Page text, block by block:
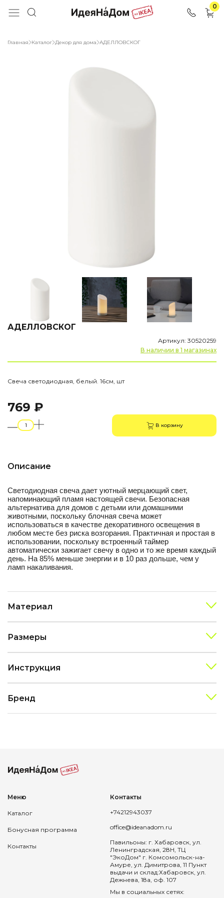
0
Главная Каталог Декор для дома АДЕЛЛОВСКОГ
АДЕЛЛОВСКОГ
Артикул: 30520259
В наличии в 1 магазинах
Свеча светодиодная, белый. 16см, шт
769 ₽
В корзину
Описание
Светодиодная свеча дает уютный мерцающий свет,
напоминающий пламя настоящей свечи. Безопасная
альтернатива для домов с детьми или домашними
животными, поскольку блочная свеча может
использоваться в качестве декоративного освещения в
любом месте без риска возгорания. Практичная и простая в
использовании, поскольку встроенный таймер
автоматически зажигает свечу в одно и то же время каждый
день. На 85% меньше энергии и в 10 раз дольше, чем у
ламп накаливания.
Материал
Размеры
Инструкция
Бренд
Меню
Каталог
Бонусная программа
Контакты
Контакты
+74212943037
office@ideanadom.ru
Павильоны: г. Хабаровск, ул.
Ленинградская, 28Н, ТЦ
"ЭкоДом" г. Комсомольск-на-
Амуре, ул. Димитрова, 11 Пункт
выдачи и склад:Хабаровск, ул.
Дежнева, 18а, оф. 107
Мы в социальных сетях: